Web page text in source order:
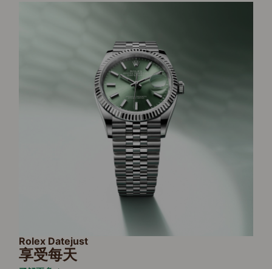
Rolex Datejust
享受每天